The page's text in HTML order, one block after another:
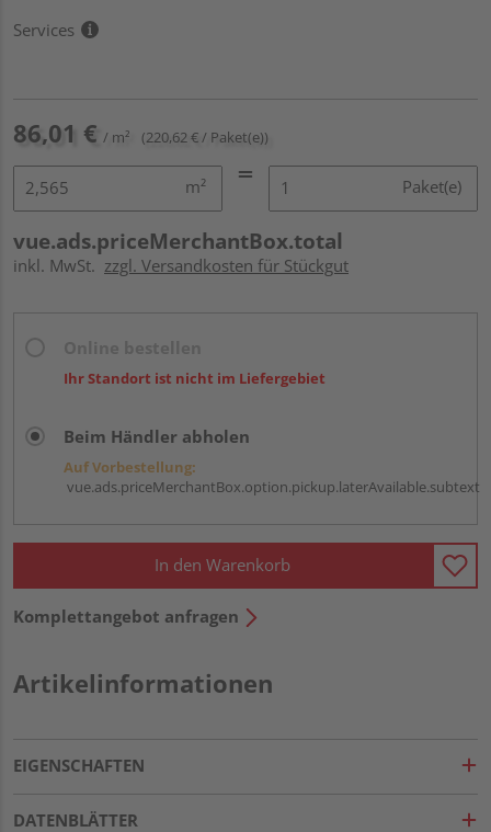
Services
86,01 € / m² (220,62 € / Paket(e))
m² Paket(e)
vue.ads.priceMerchantBox.total
inkl. MwSt. zzgl. Versandkosten für Stückgut
Ihr Standort ist nicht im Liefergebiet
Beim Händler abholen
Auf Vorbestellung:
vue.ads.priceMerchantBox.option.pickup.laterAvailable.subtext
In den Warenkorb
Komplettangebot anfragen
Artikelinformationen
EIGENSCHAFTEN
DATENBLÄTTER